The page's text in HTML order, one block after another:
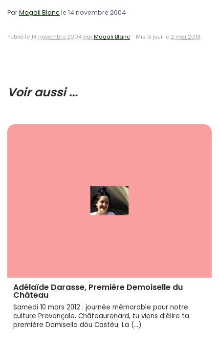
ParMagali Blanc le 14 novembre 2004
Publié le 14 novembre 2004 parMagali Blanc- Mis à jour le 2 mai 2013
Voir aussi ...
Adélaïde Darasse, Première Demoiselle du
Château
Samedi 10 mars 2012 : journée mémorable pour notre
culture Provençale. Châteaurenard, tu viens d’élire ta
première Damisello dóu Castèu. La (…)